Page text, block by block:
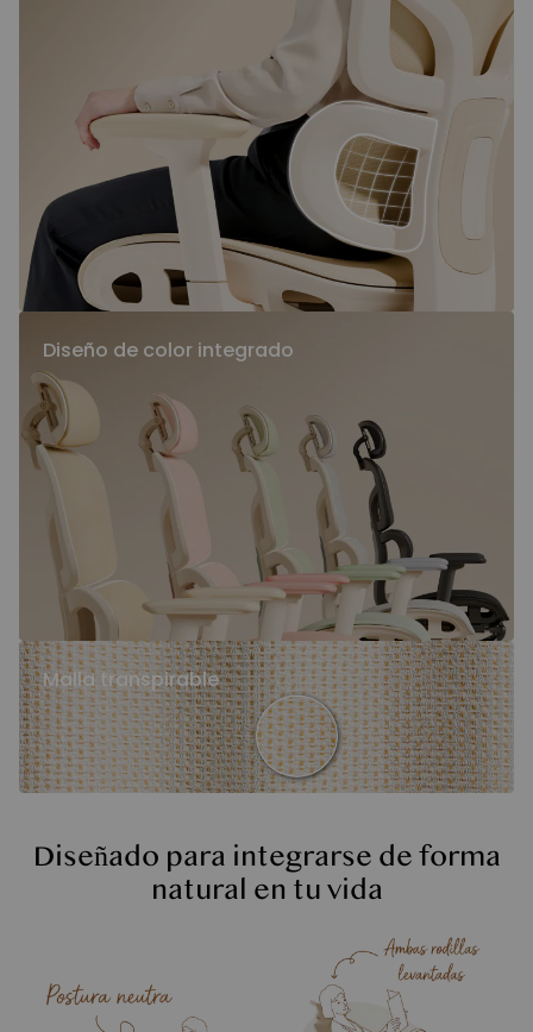
Diseño de color integrado
Malla transpirable
Diseñado para integrarse de forma
natural en tu vida